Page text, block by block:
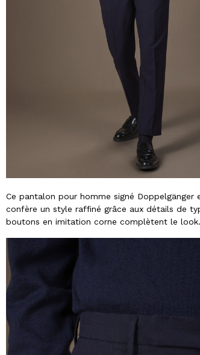
Ce pantalon pour homme signé
confère un style raffiné grâce aux détails de
boutons en imitation corne complètent le look.